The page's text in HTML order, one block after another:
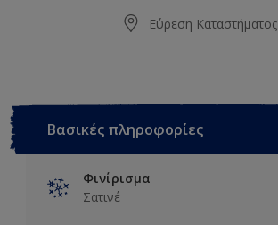
Εύρεση Καταστήματος
Βασικές πληροφορίες
Φινίρισμα
Σατινέ